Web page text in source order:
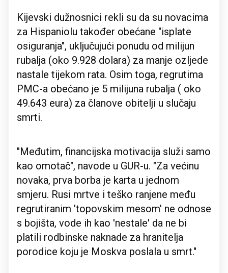
Kijevski dužnosnici rekli su da su novacima
za Hispaniolu također obećane "isplate
osiguranja", uključujući ponudu od milijun
rubalja (oko 9.928 dolara) za manje ozljede
nastale tijekom rata. Osim toga, regrutima
PMC-a obećano je 5 milijuna rubalja ( oko
49.643 eura) za članove obitelji u slučaju
smrti.
"Međutim, financijska motivacija služi samo
kao omotač", navode u GUR-u. "Za većinu
novaka, prva borba je karta u jednom
smjeru. Rusi mrtve i teško ranjene među
regrutiranim 'topovskim mesom' ne odnose
s bojišta, vode ih kao 'nestale' da ne bi
platili rodbinske naknade za hranitelja
porodice koju je Moskva poslala u smrt."